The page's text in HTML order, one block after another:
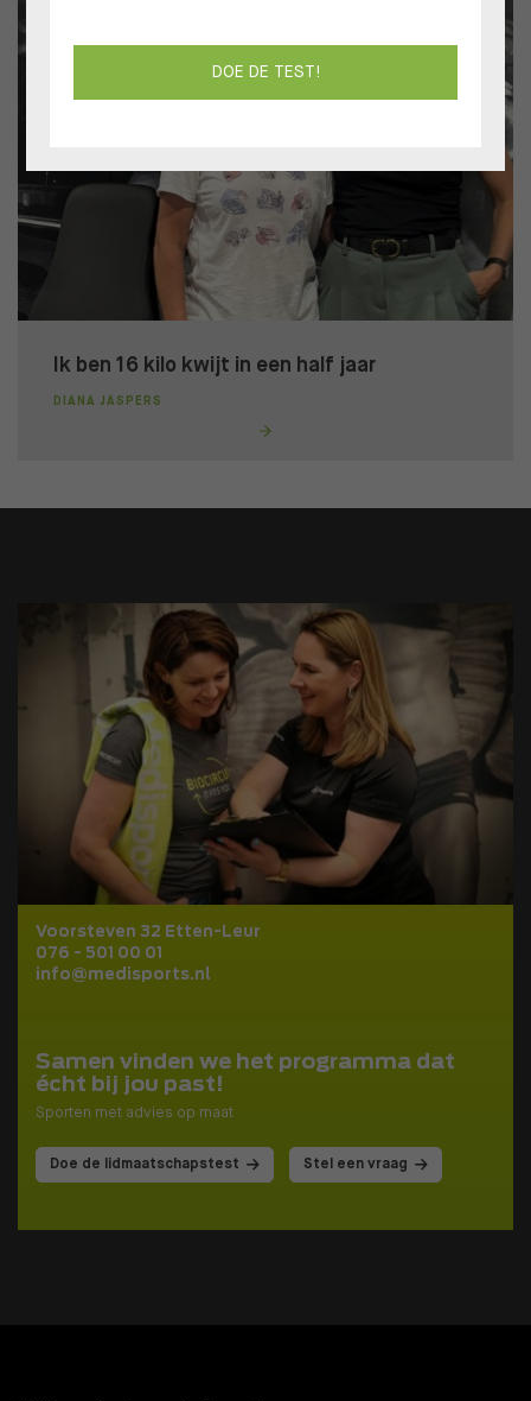
Ik ben 16 kilo kwijt in een half jaar
DIANA JASPERS
Voorsteven 32 Etten-Leur
076 - 501 00 01
info@medisports.nl
Samen vinden we het programma dat
écht bij jou past!
Sporten met advies op maat
Doe de lidmaatschapstest Stel een vraag
DOE DE TEST!